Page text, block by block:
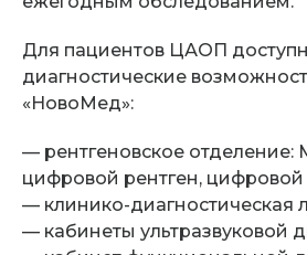
Для пациентов ЦАОП
диагностические
«НовоМед»:
— рентгеновское
цифровой рентген,
— клинико-диагностическая
— кабинеты ультразвуковой